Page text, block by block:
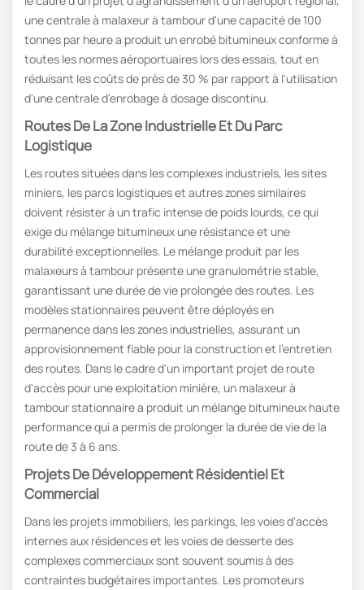
une centrale à malaxeur à tambour d'une capacité de 100
tonnes par heure a produit un enrobé bitumineux conforme à
toutes les normes aéroportuaires lors des essais, tout en
réduisant les coûts de près de 30 % par rapport à l'utilisation
d'une centrale d'enrobage à dosage discontinu.
Routes De La Zone Industrielle Et Du Parc
Logistique
Les routes situées dans les complexes industriels, les sites
miniers, les parcs logistiques et autres zones similaires
doivent résister à un trafic intense de poids lourds, ce qui
exige du mélange bitumineux une résistance et une
durabilité exceptionnelles. Le mélange produit par les
malaxeurs à tambour présente une granulométrie stable,
garantissant une durée de vie prolongée des routes. Les
modèles stationnaires peuvent être déployés en
permanence dans les zones industrielles, assurant un
approvisionnement fiable pour la construction et l'entretien
des routes. Dans le cadre d'un important projet de route
d'accès pour une exploitation minière, un malaxeur à
tambour stationnaire a produit un mélange bitumineux haute
performance qui a permis de prolonger la durée de vie de la
route de 3 à 6 ans.
Projets De Développement Résidentiel Et
Commercial
Dans les projets immobiliers, les parkings, les voies d'accès
internes aux résidences et les voies de desserte des
complexes commerciaux sont souvent soumis à des
contraintes budgétaires importantes. Les promoteurs